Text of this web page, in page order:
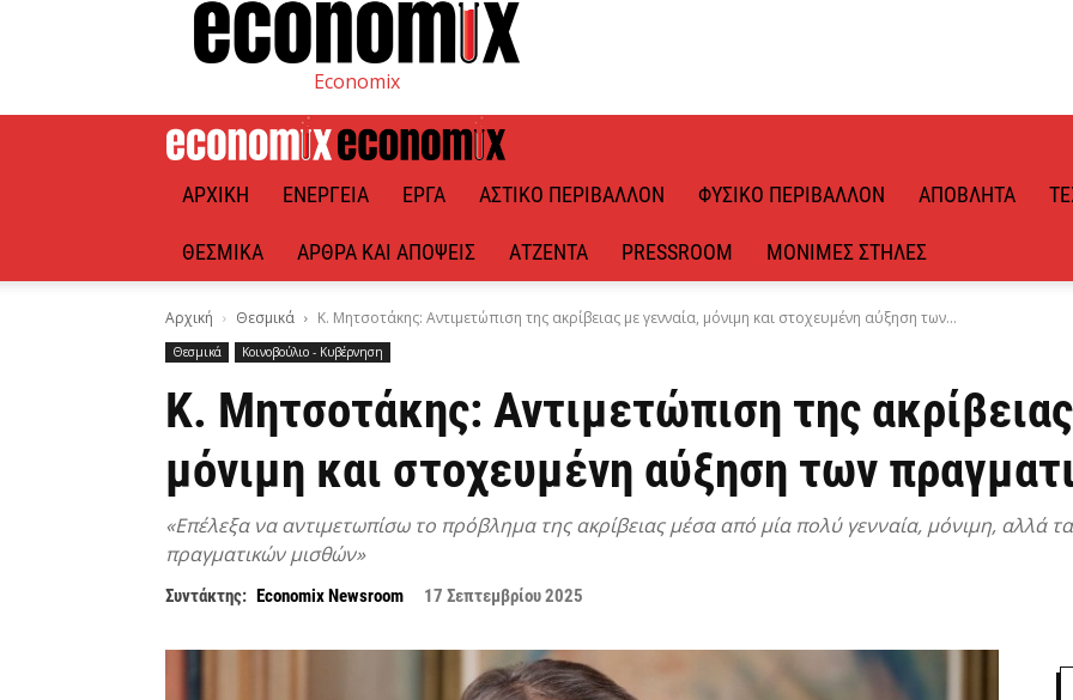
Economix
ΑΡΧΙΚΉ ΕΝΈΡΓΕΙΑ ΈΡΓΑ ΑΣΤΙΚΌ ΠΕΡΙΒΆΛΛΟΝ ΦΥΣΙΚΌ ΠΕΡΙΒΆΛΛΟΝ ΑΠΌΒΛΗΤΑ
ΘΕΣΜΙΚΆ ΆΡΘΡΑ ΚΑΙ ΑΠΌΨΕΙΣ ΑΤΖΈΝΤΑ PRESSROOM ΜΌΝΙΜΕΣ ΣΤΉΛΕΣ
Αρχική Θεσμικά Κ. Μητσοτάκης: Αντιμετώπιση της ακρίβειας με γενναία, μόνιμη και στοχευμένη αύξηση των...
Θεσμικά Κοινοβούλιο - Κυβέρνηση
Κ. Μητσοτάκης: Αντιμετώπιση της
μόνιμη και στοχευμένη αύξηση των
«Επέλεξα να αντιμετωπίσω το πρόβλημα της ακρίβειας μέσα από μία πολύ γενναία, μόνιμη, αλλά
πραγματικών μισθών»
Συντάκτης: Economix Newsroom 17 Σεπτεμβρίου 2025